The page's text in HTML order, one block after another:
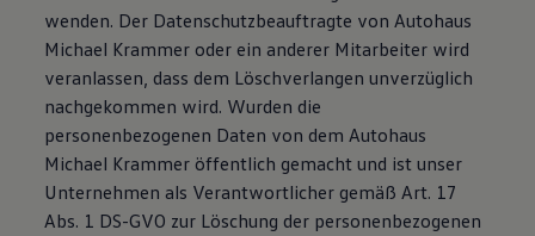
wenden. Der Datenschutzbeauftragte von Autohaus
Michael Krammer oder ein anderer Mitarbeiter wird
veranlassen, dass dem Löschverlangen unverzüglich
nachgekommen wird. Wurden die
personenbezogenen Daten von dem Autohaus
Michael Krammer öffentlich gemacht und ist unser
Unternehmen als Verantwortlicher gemäß Art. 17
Abs. 1 DS-GVO zur Löschung der personenbezogenen